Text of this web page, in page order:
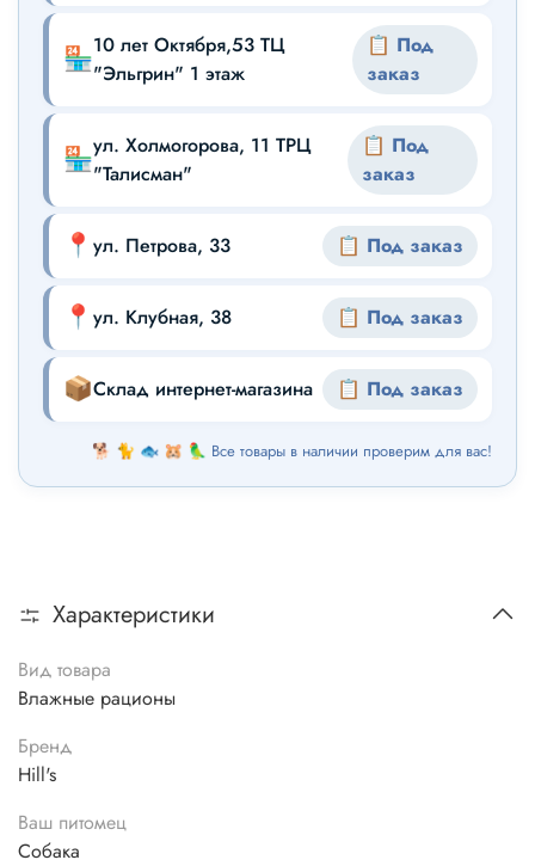
🏪10 лет Октября,53 ТЦ
"Эльгрин" 1 этаж
📋 Под
заказ
🏪ул. Холмогорова, 11 ТРЦ
"Талисман"
📋 Под
заказ
📍 ул. Петрова, 33 📋 Под заказ
📍 ул. Клубная, 38 📋 Под заказ
📦Склад интернет-магазина 📋 Под заказ
🐕 🐈 🐟 🐹 🦜 Все товары в наличии проверим для вас!
Характеристики
Вид товара
Влажные рационы
Бренд
Hill's
Ваш питомец
Собака